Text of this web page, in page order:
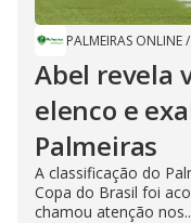
PALMEIRAS ONLINE/
Abel revela
elenco e
Palmeiras
A classificação do
Copa do Brasil foi
chamou atenção